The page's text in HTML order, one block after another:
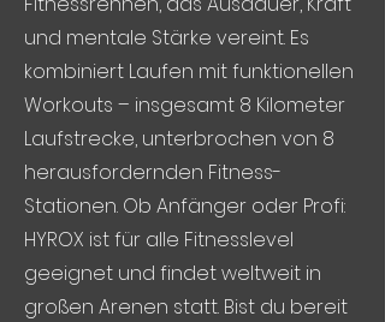
und mentale Stärke vereint. Es
kombiniert Laufen mit funktionellen
Workouts – insgesamt 8 Kilometer
Laufstrecke, unterbrochen von 8
herausfordernden Fitness-
Stationen. Ob Anfänger oder Profi:
HYROX ist für alle Fitnesslevel
geeignet und findet weltweit in
großen Arenen statt. Bist du bereit